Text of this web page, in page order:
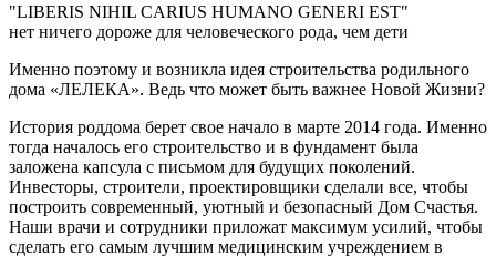
"LIBERIS NIHIL CARIUS HUMANO GENERI EST"
нет ничего дороже для человеческого рода, чем дети
Именно поэтому и возникла идея строительства родильного
дома «ЛЕЛЕКА». Ведь что может быть важнее Новой Жизни?
История роддома берет свое начало в марте 2014 года. Именно
тогда началось его строительство и в фундамент была
заложена капсула с письмом для будущих поколений.
Инвесторы, строители, проектировщики сделали все, чтобы
построить современный, уютный и безопасный Дом Счастья.
Наши врачи и сотрудники приложат максимум усилий, чтобы
сделать его самым лучшим медицинским учреждением в